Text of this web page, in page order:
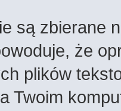
są zbierane
że
plików
Twoim